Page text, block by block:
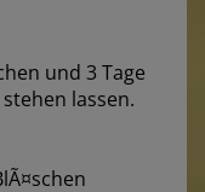
und 3 Tage
lassen.